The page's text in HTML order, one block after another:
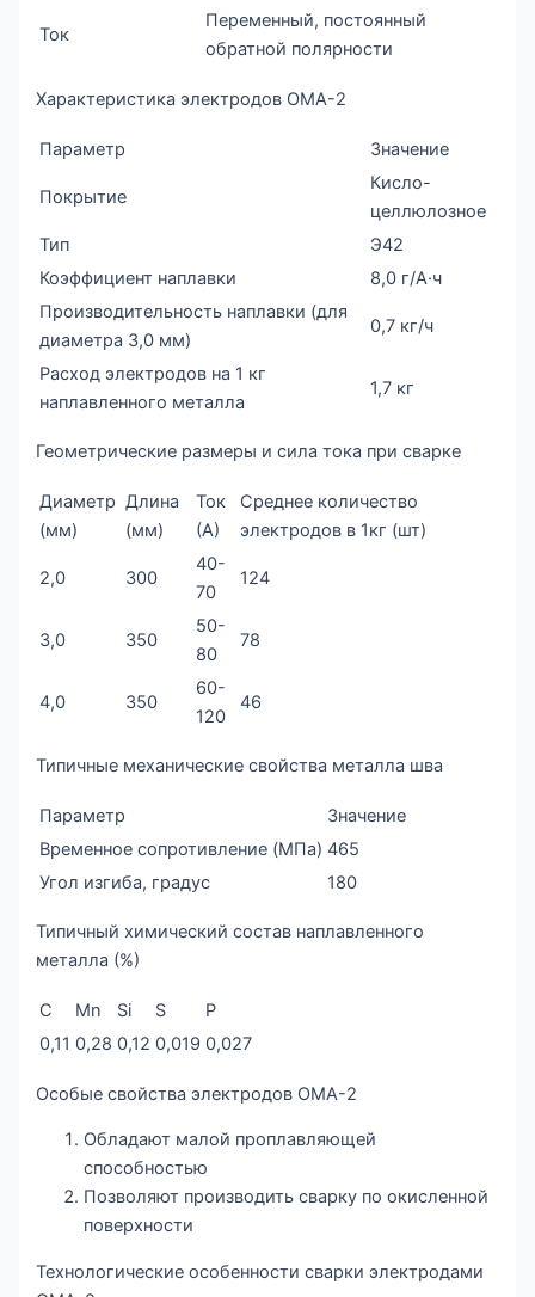
Ток
Переменный, постоянный
обратной полярности
Характеристика электродов ОМА-2
Параметр Значение
Покрытие
Кисло-
целлюлозное
Тип
Э42
Коэффициент наплавки
8,0 г/А·ч
Производительность наплавки (для
диаметра 3,0 мм)
0,7 кг/ч
Расход электродов на 1 кг
наплавленного металла
1,7 кг
Геометрические размеры и сила тока при сварке
Диаметр
(мм)
Длина
(мм)
Ток
(А)
Среднее количество
электродов в 1кг (шт)
2,0 300
40-
70
124
3,0 350
50-
80
78
4,0 350
60-
120
46
Типичные механические свойства металла шва
Параметр
Значение
Временное сопротивление (МПа) 465
Угол изгиба, градус
180
Типичный химический состав наплавленного
металла (%)
C Mn Si S
P
0,11 0,28 0,12 0,019 0,027
Особые свойства электродов ОМА-2
Обладают малой проплавляющей
способностью
Позволяют производить сварку по окисленной
поверхности
Технологические особенности сварки электродами